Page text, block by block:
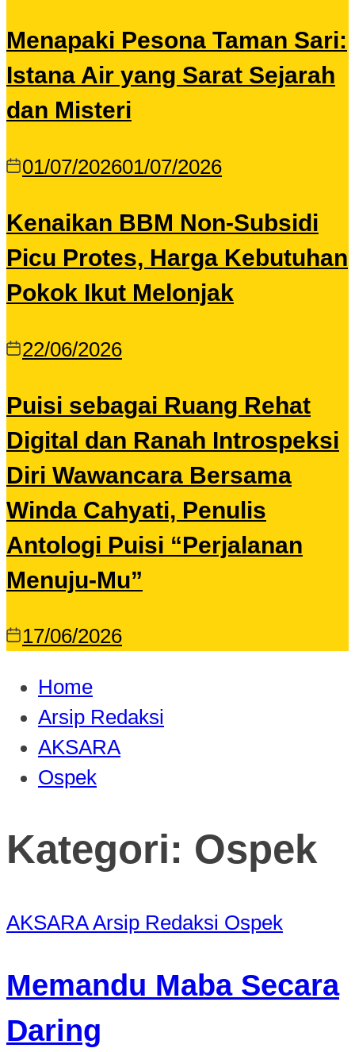
Menapaki Pesona Taman Sari:
Istana Air yang Sarat Sejarah
dan Misteri
01/07/202601/07/2026
Kenaikan BBM Non-Subsidi
Picu Protes, Harga Kebutuhan
Pokok Ikut Melonjak
22/06/2026
Puisi sebagai Ruang Rehat
Digital dan Ranah Introspeksi
Diri Wawancara Bersama
Winda Cahyati, Penulis
Antologi Puisi “Perjalanan
Menuju-Mu”
17/06/2026
Home
Arsip Redaksi
AKSARA
Ospek
Kategori: Ospek
AKSARAArsip Redaksi Ospek
Memandu Maba Secara
Daring